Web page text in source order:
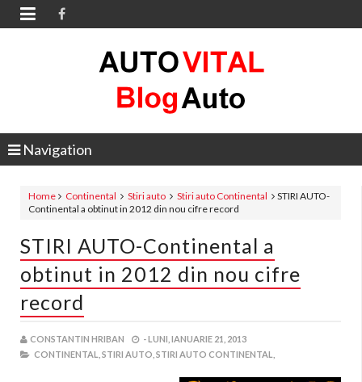

Navigation
Home Continental Stiri auto Stiri auto Continental
STIRI AUTO-
Continental a obtinut in 2012 din nou cifre record
STIRI AUTO-Continental a
obtinut in 2012 din nou cifre
record
CONSTANTIN HRIBAN -LUNI, IANUARIE 21, 2013
CONTINENTAL, STIRI AUTO, STIRI AUTO CONTINENTAL,